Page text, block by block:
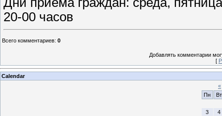
20-00 часов
Всего комментариев: 0
Добавлять комментарии
[
Calendar
«
Пн
Вт
3
4